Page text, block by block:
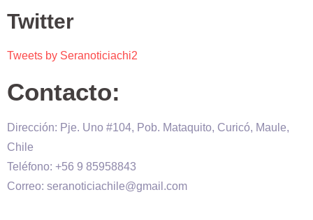
Twitter
Tweets by Seranoticiachi2
Contacto:
Dirección: Pje. Uno #104, Pob. Mataquito, Curicó, Maule,
Chile
Teléfono: +56 9 85958843
Correo: seranoticiachile@gmail.com